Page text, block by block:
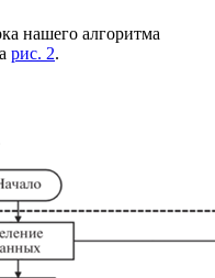
нашего алгоритма
рис. 2.